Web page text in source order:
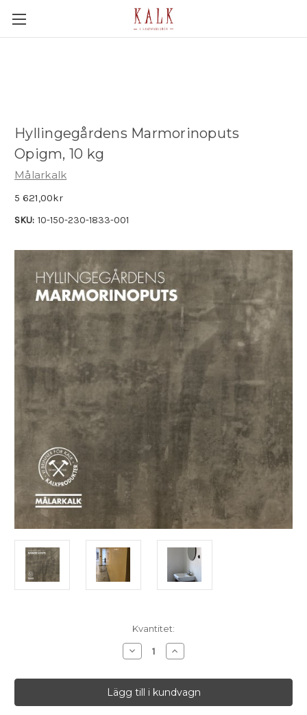
Hyllingegårdens Marmorinoputs
Opigm, 10 kg
Målarkalk
5 621,00kr
SKU: 10-150-230-1833-001
Kvantitet:
Minska
antalet
Marmorinoputs
Opigm,
10
kg
Öka
antalet
Marmorinoputs
Opigm,
10
kg